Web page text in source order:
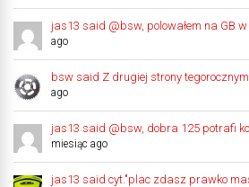
jas13 said @bsw, polowałem na GB w
ago
bsw said Z drugiej strony tegorocznym
ago
jas13 said @bsw, dobra 125 potrafi
miesiąc ago
jas13 said cyt."plac zdasz prawko